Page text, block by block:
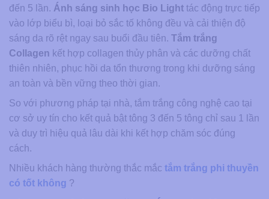
đến 5 lần. Ánh sáng sinh học Bio Light tác động trực tiếp
vào lớp biểu bì, loại bỏ sắc tố không đều và cải thiện độ
sáng da rõ rệt ngay sau buổi đầu tiên. Tắm trắng
Collagen kết hợp collagen thủy phân và các dưỡng chất
thiên nhiên, phục hồi da tổn thương trong khi dưỡng sáng
an toàn và bền vững theo thời gian.
So với phương pháp tại nhà, tắm trắng công nghệ cao tại
cơ sở uy tín cho kết quả bật tông 3 đến 5 tông chỉ sau 1 lần
và duy trì hiệu quả lâu dài khi kết hợp chăm sóc đúng
cách.
Nhiều khách hàng thường thắc mắc tắm trắng phi thuyền
có tốt không ?